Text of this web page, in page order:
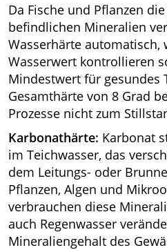
Da Fische und Pflanzen
befindlichen Mineralien
Wasserhärte automatisch,
Wasserwert kontrollieren
Mindestwert für gesundes
Gesamthärte von 8 Grad
Prozesse nicht zum
Karbonathärte: Karbonat
im Teichwasser, das
dem Leitungs- oder
Pflanzen, Algen und
verbrauchen diese
auch Regenwasser
Mineraliengehalt des